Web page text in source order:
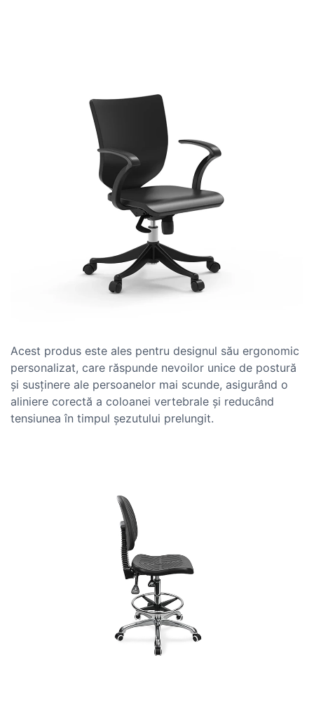
Acest produs este ales pentru designul său ergonomic
personalizat, care răspunde nevoilor unice de postură
și susținere ale persoanelor mai scunde, asigurând o
aliniere corectă a coloanei vertebrale și reducând
tensiunea în timpul șezutului prelungit.